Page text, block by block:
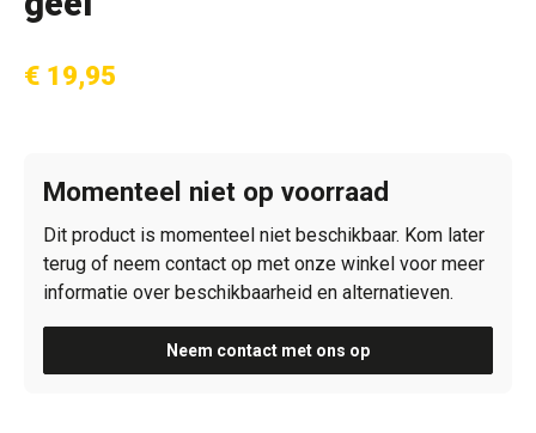
€ 19,95
Momenteel niet op voorraad
Dit product is momenteel niet beschikbaar. Kom later
terug of neem contact op met onze winkel voor meer
informatie over beschikbaarheid en alternatieven.
Neem contact met ons op